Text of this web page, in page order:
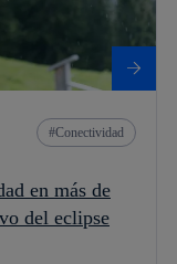
Conectividad
en más de
del eclipse